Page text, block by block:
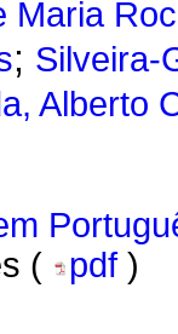
Maria
; Silveira-
Alberto
( pdf )